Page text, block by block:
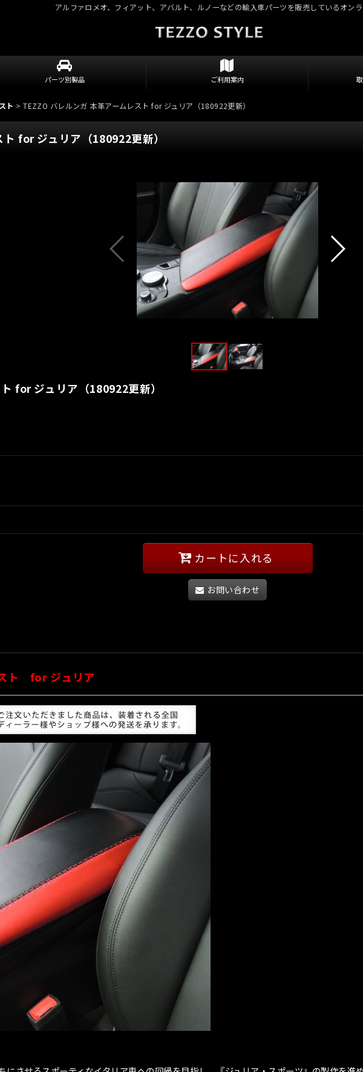
アルファロメオ、フィアット、アバルト、ルノーなどの輸入車パーツを販売しているオン
パーツ別製品 ご利用案内
ト > TEZZO バレルンガ 本革アームレスト for ジュリア（180922更新）
for ジュリア（180922更新）
for ジュリア（180922更新）
カートに入れる
お問い合わせ
ト for ジュリア